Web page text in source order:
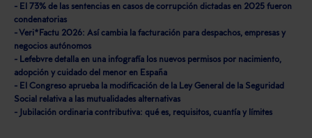
- El 73% de las sentencias en casos de corrupción dictadas en 2025 fueron
condenatorias
- Veri*Factu 2026: Así cambia la facturación para despachos, empresas y
negocios autónomos
- Lefebvre detalla en una infografía los nuevos permisos por nacimiento,
adopción y cuidado del menor en España
- El Congreso aprueba la modificación de la Ley General de la Seguridad
Social relativa a las mutualidades alternativas
- Jubilación ordinaria contributiva: qué es, requisitos, cuantía y límites